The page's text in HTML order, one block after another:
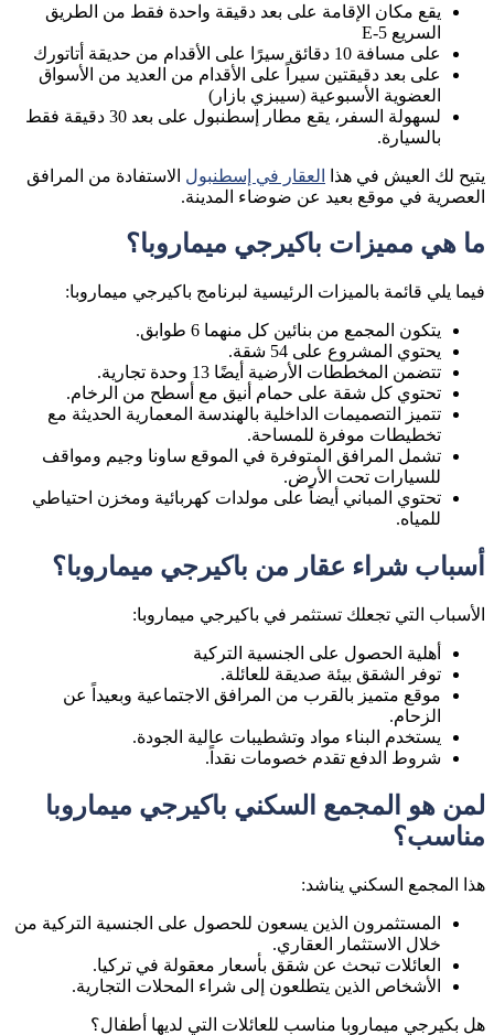
يقع مكان الإقامة على بعد دقيقة واحدة فقط من الطريق
السريع E-5
على مسافة 10 دقائق سيرًا على الأقدام من حديقة أتاتورك
على بعد دقيقتين سيراً على الأقدام من العديد من الأسواق
العضوية الأسبوعية (سيبزي بازار)
لسهولة السفر، يقع مطار إسطنبول على بعد 30 دقيقة فقط
بالسيارة.
يتيح لك العيش في هذا العقار في إسطنبول الاستفادة من المرافق
العصرية في موقع بعيد عن ضوضاء المدينة.
ما هي مميزات باكيرجي ميماروبا؟
فيما يلي قائمة بالميزات الرئيسية لبرنامج باكيرجي ميماروبا:
يتكون المجمع من بنائين كل منهما 6 طوابق.
يحتوي المشروع على 54 شقة.
تتضمن المخططات الأرضية أيضًا 13 وحدة تجارية.
تحتوي كل شقة على حمام أنيق مع أسطح من الرخام.
تتميز التصميمات الداخلية بالهندسة المعمارية الحديثة مع
تخطيطات موفرة للمساحة.
تشمل المرافق المتوفرة في الموقع ساونا وجيم ومواقف
للسيارات تحت الأرض.
تحتوي المباني أيضاً على مولدات كهربائية ومخزن احتياطي
للمياه.
أسباب شراء عقار من باكيرجي ميماروبا؟
الأسباب التي تجعلك تستثمر في باكيرجي ميماروبا:
أهلية الحصول على الجنسية التركية
توفر الشقق بيئة صديقة للعائلة.
موقع متميز بالقرب من المرافق الاجتماعية وبعيداً عن
الزحام.
يستخدم البناء مواد وتشطيبات عالية الجودة.
شروط الدفع تقدم خصومات نقداً.
لمن هو المجمع السكني باكيرجي ميماروبا
مناسب؟
هذا المجمع السكني يناشد:
المستثمرون الذين يسعون للحصول على الجنسية التركية من
خلال الاستثمار العقاري.
العائلات تبحث عن شقق بأسعار معقولة في تركيا.
الأشخاص الذين يتطلعون إلى شراء المحلات التجارية.
هل بكيرجي ميماروبا مناسب للعائلات التي لديها أطفال؟